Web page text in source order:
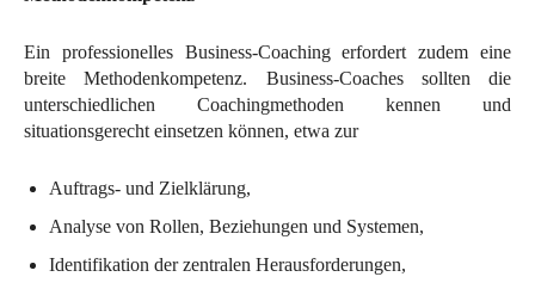
Ein professionelles Business-Coaching erfordert zudem eine
breite Methodenkompetenz. Business-Coaches sollten die
unterschiedlichen Coachingmethoden kennen und
situationsgerecht einsetzen können, etwa zur
Auftrags- und Zielklärung,
Analyse von Rollen, Beziehungen und Systemen,
Identifikation der zentralen Herausforderungen,